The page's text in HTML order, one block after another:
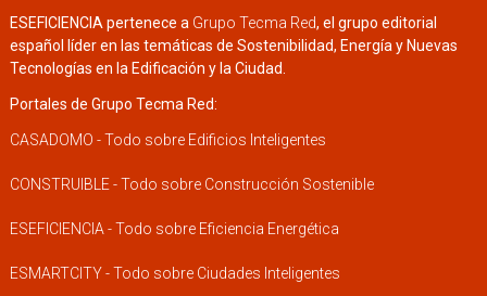
ESEFICIENCIA pertenece a Grupo Tecma Red, el grupo editorial
español líder en las temáticas de Sostenibilidad, Energía y Nuevas
Tecnologías en la Edificación y la Ciudad.
Portales de Grupo Tecma Red:
CASADOMO - Todo sobre Edificios Inteligentes
CONSTRUIBLE - Todo sobre Construcción Sostenible
ESEFICIENCIA - Todo sobre Eficiencia Energética
ESMARTCITY - Todo sobre Ciudades Inteligentes